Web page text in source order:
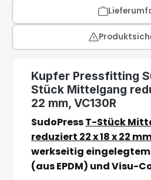
Kupfer Pressfitting
Stück Mittelgang
22 mm, VC130R
SudoPressT-Stück
reduziert 22 x 18 x 22
werkseitig
(aus EPDM) und Visu-